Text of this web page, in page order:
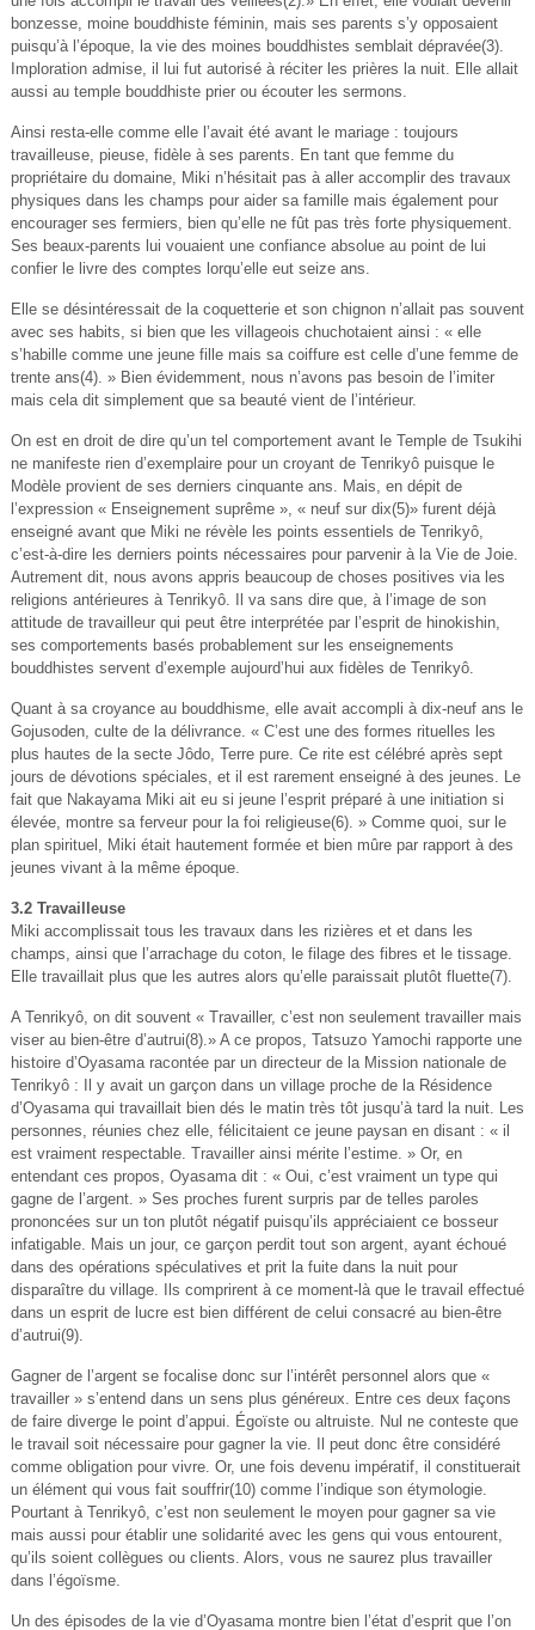
bonzesse, moine bouddhiste féminin, mais ses parents s’y opposaient
puisqu’à l’époque, la vie des moines bouddhistes semblait dépravée(3).
Imploration admise, il lui fut autorisé à réciter les prières la nuit. Elle allait
aussi au temple bouddhiste prier ou écouter les sermons.
Ainsi resta-elle comme elle l’avait été avant le mariage : toujours
travailleuse, pieuse, fidèle à ses parents. En tant que femme du
propriétaire du domaine, Miki n’hésitait pas à aller accomplir des travaux
physiques dans les champs pour aider sa famille mais également pour
encourager ses fermiers, bien qu’elle ne fût pas très forte physiquement.
Ses beaux-parents lui vouaient une confiance absolue au point de lui
confier le livre des comptes lorqu’elle eut seize ans.
Elle se désintéressait de la coquetterie et son chignon n’allait pas souvent
avec ses habits, si bien que les villageois chuchotaient ainsi : « elle
s’habille comme une jeune fille mais sa coiffure est celle d’une femme de
trente ans(4). » Bien évidemment, nous n’avons pas besoin de l’imiter
mais cela dit simplement que sa beauté vient de l’intérieur.
On est en droit de dire qu’un tel comportement avant le Temple de Tsukihi
ne manifeste rien d’exemplaire pour un croyant de Tenrikyô puisque le
Modèle provient de ses derniers cinquante ans. Mais, en dépit de
l’expression « Enseignement suprême », « neuf sur dix(5)» furent déjà
enseigné avant que Miki ne révèle les points essentiels de Tenrikyô,
c’est-à-dire les derniers points nécessaires pour parvenir à la Vie de Joie.
Autrement dit, nous avons appris beaucoup de choses positives via les
religions antérieures à Tenrikyô. Il va sans dire que, à l’image de son
attitude de travailleur qui peut être interprétée par l’esprit de hinokishin,
ses comportements basés probablement sur les enseignements
bouddhistes servent d’exemple aujourd’hui aux fidèles de Tenrikyô.
Quant à sa croyance au bouddhisme, elle avait accompli à dix-neuf ans le
Gojusoden, culte de la délivrance. « C’est une des formes rituelles les
plus hautes de la secte Jôdo, Terre pure. Ce rite est célébré après sept
jours de dévotions spéciales, et il est rarement enseigné à des jeunes. Le
fait que Nakayama Miki ait eu si jeune l’esprit préparé à une initiation si
élevée, montre sa ferveur pour la foi religieuse(6). » Comme quoi, sur le
plan spirituel, Miki était hautement formée et bien mûre par rapport à des
jeunes vivant à la même époque.
3.2 Travailleuse
Miki accomplissait tous les travaux dans les rizières et et dans les
champs, ainsi que l’arrachage du coton, le filage des fibres et le tissage.
Elle travaillait plus que les autres alors qu’elle paraissait plutôt fluette(7).
A Tenrikyô, on dit souvent « Travailler, c’est non seulement travailler mais
viser au bien-être d’autrui(8).» A ce propos, Tatsuzo Yamochi rapporte une
histoire d’Oyasama racontée par un directeur de la Mission nationale de
Tenrikyô : Il y avait un garçon dans un village proche de la Résidence
d’Oyasama qui travaillait bien dés le matin très tôt jusqu’à tard la nuit. Les
personnes, réunies chez elle, félicitaient ce jeune paysan en disant : « il
est vraiment respectable. Travailler ainsi mérite l’estime. » Or, en
entendant ces propos, Oyasama dit : « Oui, c’est vraiment un type qui
gagne de l’argent. » Ses proches furent surpris par de telles paroles
prononcées sur un ton plutôt négatif puisqu’ils appréciaient ce bosseur
infatigable. Mais un jour, ce garçon perdit tout son argent, ayant échoué
dans des opérations spéculatives et prit la fuite dans la nuit pour
disparaître du village. Ils comprirent à ce moment-là que le travail effectué
dans un esprit de lucre est bien différent de celui consacré au bien-être
d’autrui(9).
Gagner de l’argent se focalise donc sur l’intérêt personnel alors que «
travailler » s’entend dans un sens plus généreux. Entre ces deux façons
de faire diverge le point d’appui. Égoïste ou altruiste. Nul ne conteste que
le travail soit nécessaire pour gagner la vie. Il peut donc être considéré
comme obligation pour vivre. Or, une fois devenu impératif, il constituerait
un élément qui vous fait souffrir(10) comme l’indique son étymologie.
Pourtant à Tenrikyô, c’est non seulement le moyen pour gagner sa vie
mais aussi pour établir une solidarité avec les gens qui vous entourent,
qu’ils soient collègues ou clients. Alors, vous ne saurez plus travailler
dans l’égoïsme.
Un des épisodes de la vie d’Oyasama montre bien l’état d’esprit que l’on